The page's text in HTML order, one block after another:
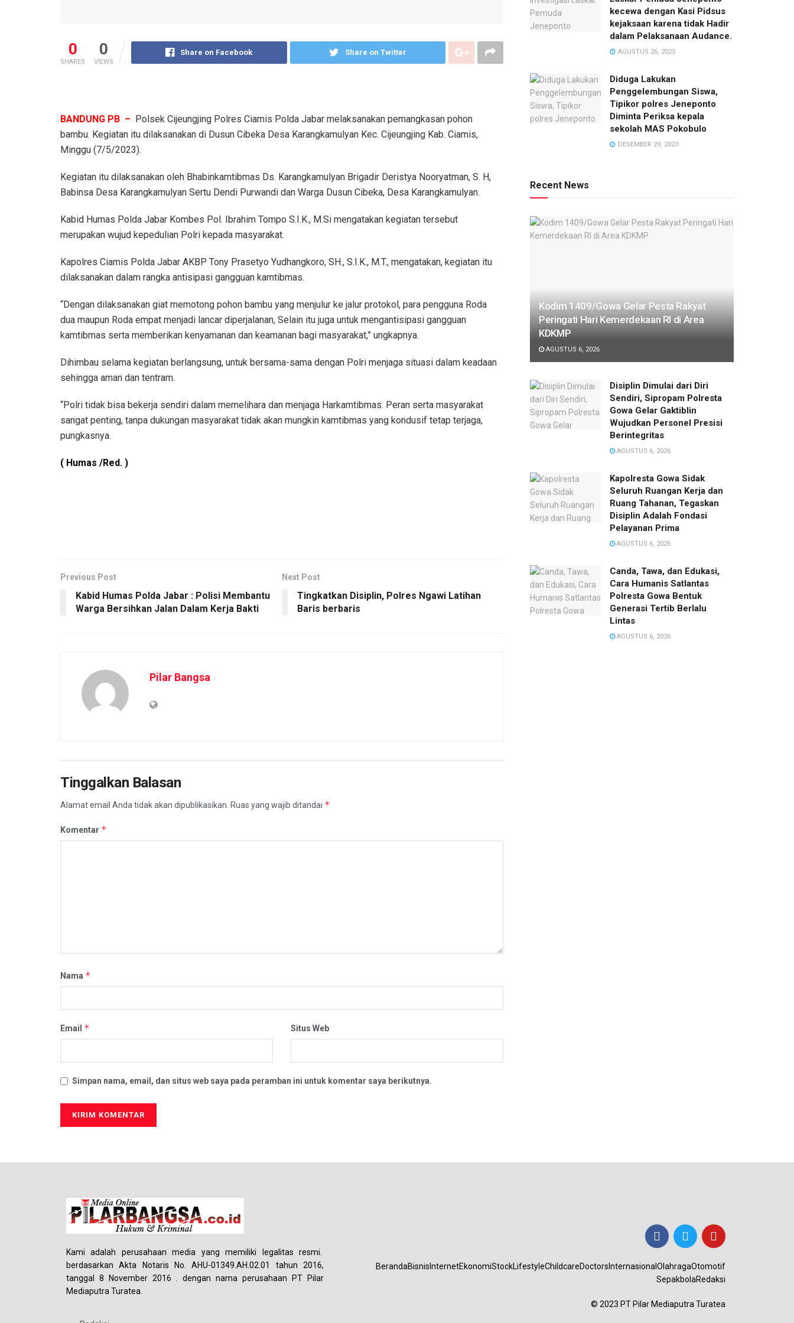
0
SHARES
0
VIEWS
Share on Facebook Share on Twitter
BANDUNG PB – Polsek Cijeungjing Polres Ciamis Polda Jabar melaksanakan pemangkasan pohon
bambu. Kegiatan itu dilaksanakan di Dusun Cibeka Desa Karangkamulyan Kec. Cijeungjing Kab. Ciamis,
Minggu (7/5/2023).
Kegiatan itu dilaksanakan oleh Bhabinkamtibmas Ds. Karangkamulyan Brigadir Deristya Nooryatman, S. H,
Babinsa Desa Karangkamulyan Sertu Dendi Purwandi dan Warga Dusun Cibeka, Desa Karangkamulyan.
Kabid Humas Polda Jabar Kombes Pol. Ibrahim Tompo S.I.K., M.Si mengatakan kegiatan tersebut
merupakan wujud kepedulian Polri kepada masyarakat.
Kapolres Ciamis Polda Jabar AKBP Tony Prasetyo Yudhangkoro, SH., S.I.K., M.T., mengatakan, kegiatan itu
dilaksanakan dalam rangka antisipasi gangguan kamtibmas.
“Dengan dilaksanakan giat memotong pohon bambu yang menjulur ke jalur protokol, para pengguna Roda
dua maupun Roda empat menjadi lancar diperjalanan, Selain itu juga untuk mengantisipasi gangguan
kamtibmas serta memberikan kenyamanan dan keamanan bagi masyarakat,” ungkapnya.
Dihimbau selama kegiatan berlangsung, untuk bersama-sama dengan Polri menjaga situasi dalam keadaan
sehingga aman dan tentram.
“Polri tidak bisa bekerja sendiri dalam memelihara dan menjaga Harkamtibmas. Peran serta masyarakat
sangat penting, tanpa dukungan masyarakat tidak akan mungkin kamtibmas yang kondusif tetap terjaga,
pungkasnya.
( Humas /Red. )
Previous Post
Kabid Humas Polda Jabar : Polisi Membantu
Warga Bersihkan Jalan Dalam Kerja Bakti
Next Post
Tingkatkan Disiplin, Polres Ngawi Latihan
Baris berbaris
Pilar Bangsa
Tinggalkan Balasan
Alamat email Anda tidak akan dipublikasikan. Ruas yang wajib ditandai *
Komentar *
Nama *
Email * Situs Web
Simpan nama, email, dan situs web saya pada peramban ini untuk komentar saya berikutnya.
kecewa dengan Kasi Pidsus
kejaksaan karena tidak Hadir
dalam Pelaksanaan Audance.
AGUSTUS 26, 2025
Diduga Lakukan
Penggelembungan Siswa,
Tipikor polres Jeneponto
Diminta Periksa kepala
sekolah MAS Pokobulo
DESEMBER 29, 2023
Recent News
Kodim 1409/Gowa Gelar Pesta Rakyat
Peringati Hari Kemerdekaan RI di Area
KDKMP
AGUSTUS 6, 2026
Disiplin Dimulai dari Diri
Sendiri, Sipropam Polresta
Gowa Gelar Gaktiblin
Wujudkan Personel Presisi
Berintegritas
AGUSTUS 6, 2026
Kapolresta Gowa Sidak
Seluruh Ruangan Kerja dan
Ruang Tahanan, Tegaskan
Disiplin Adalah Fondasi
Pelayanan Prima
AGUSTUS 6, 2026
Canda, Tawa, dan Edukasi,
Cara Humanis Satlantas
Polresta Gowa Bentuk
Generasi Tertib Berlalu
Lintas
AGUSTUS 6, 2026
Kami adalah perusahaan media yang memiliki legalitas resmi.
berdasarkan Akta Notaris No. AHU-01349.AH.02.01 tahun 2016,
tanggal 8 November 2016 . dengan nama perusahaan PT Pilar
Mediaputra Turatea.
BerandaBisnis InternetEkonomiStockLifestyleChildcareDoctors InternasionalOlahragaOtomotif
SepakbolaRedaksi
© 2023 PT Pilar Mediaputra Turatea